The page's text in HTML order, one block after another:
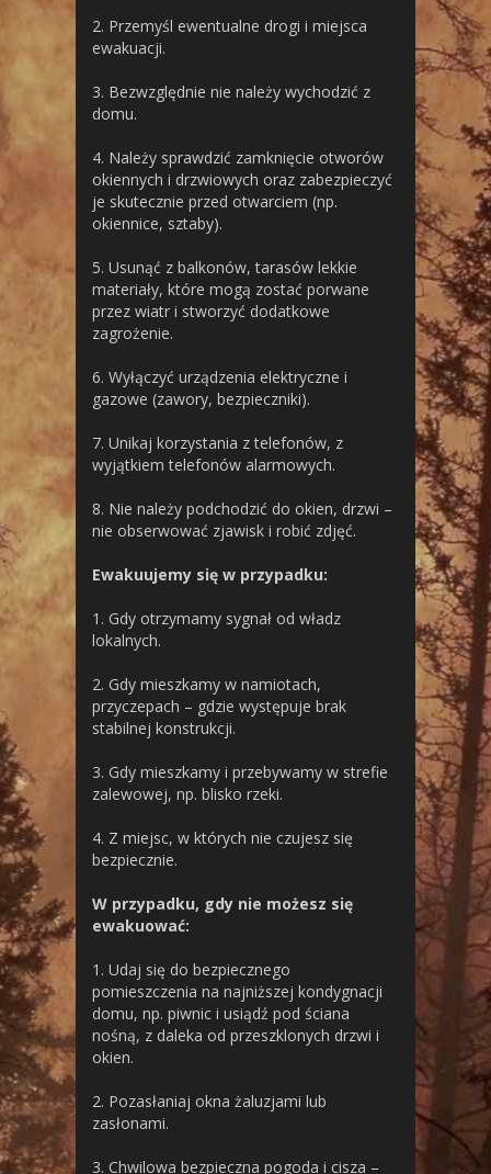
2. Przemyśl ewentualne drogi i miejsca
ewakuacji.
3. Bezwzględnie nie należy wychodzić z
domu.
4. Należy sprawdzić zamknięcie otworów
okiennych i drzwiowych oraz zabezpieczyć
je skutecznie przed otwarciem (np.
okiennice, sztaby).
5. Usunąć z balkonów, tarasów lekkie
materiały, które mogą zostać porwane
przez wiatr i stworzyć dodatkowe
zagrożenie.
6. Wyłączyć urządzenia elektryczne i
gazowe (zawory, bezpieczniki).
7. Unikaj korzystania z telefonów, z
wyjątkiem telefonów alarmowych.
8. Nie należy podchodzić do okien, drzwi –
nie obserwować zjawisk i robić zdjęć.
Ewakuujemy się w przypadku:
1. Gdy otrzymamy sygnał od władz
lokalnych.
2. Gdy mieszkamy w namiotach,
przyczepach – gdzie występuje brak
stabilnej konstrukcji.
3. Gdy mieszkamy i przebywamy w strefie
zalewowej, np. blisko rzeki.
4. Z miejsc, w których nie czujesz się
bezpiecznie.
W przypadku, gdy nie możesz się
ewakuować:
1. Udaj się do bezpiecznego
pomieszczenia na najniższej kondygnacji
domu, np. piwnic i usiądź pod ściana
nośną, z daleka od przeszklonych drzwi i
okien.
2. Pozasłaniaj okna żaluzjami lub
zasłonami.
3. Chwilowa bezpieczna pogoda i cisza –